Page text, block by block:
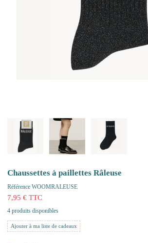
Chaussettes à paillettes Râleuse
Référence WOOMRALEUSE
7,95 € TTC
4 produits disponibles
Ajouter à ma liste de cadeaux